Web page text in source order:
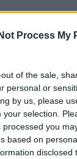
Process My
of the sale,
personal or
by us, please
your selection.
you
based on
disclosed
sa snažte v
Máte pár
deň a vypočuť
môžete ísť
V prípade, že
po